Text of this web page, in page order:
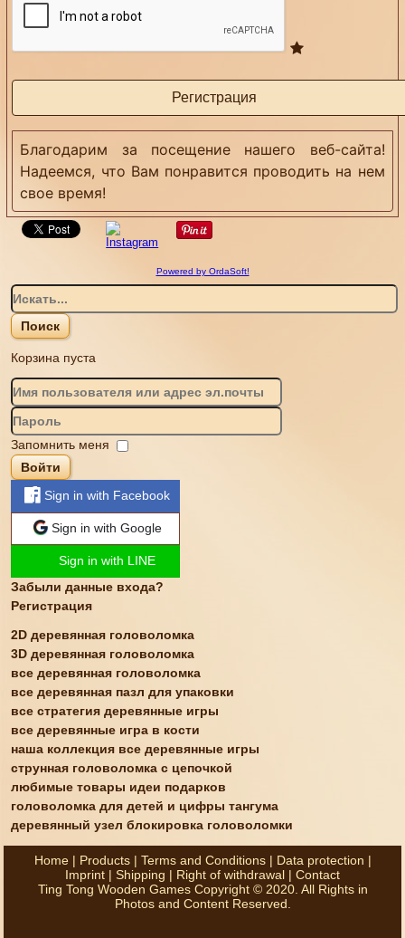
Благодарим за посещение нашего веб-сайта!
Надеемся, что Вам понравится проводить на нем
свое время!
Powered by OrdaSoft!
Корзина пуста
Запомнить меня
Войти
Sign in with Facebook
Sign in with Google
Sign in with LINE
Забыли данные входа?
Регистрация
2D деревянная головоломка
3D деревянная головоломка
все деревянная головоломка
все деревянная пазл для упаковки
все стратегия деревянные игры
все деревянные игра в кости
наша коллекция все деревянные игры
струнная головоломка с цепочкой
любимые товары идеи подарков
головоломка для детей и цифры тангума
деревянный узел блокировка головоломки
Home| Products| Terms and Conditions| Data protection |
Imprint | Shipping | Right of withdrawal | Contact
Ting Tong Wooden Games Copyright © 2020. All Rights in
Photos and Content Reserved.